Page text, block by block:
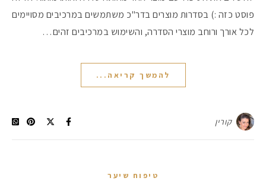
#הסטודיושלקורין
פוסט כזה :) בסדרות מוצרים בדר"כ משתמשים במרכיבים מסויימים
לכל אורך ורוחב מוצרי הסדרה, והשימוש במרכיבים זהים…
להמשך קריאה...
קורין
טיפוח שיער